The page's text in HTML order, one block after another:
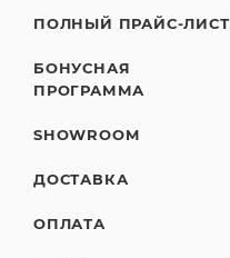
ПОЛНЫЙ ПРАЙС-ЛИСТ
БОНУСНАЯ
ПРОГРАММА
SHOWROOM
ДОСТАВКА
ОПЛАТА